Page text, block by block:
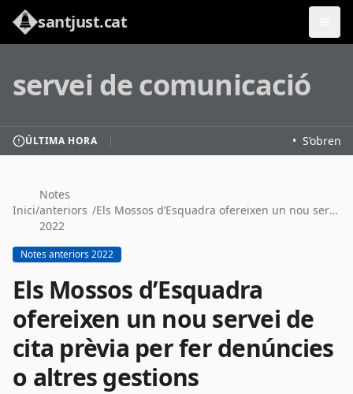
santjust.cat
servei de comunicació
ÚLTIMA HORA S’obren
Inici/
Notes
anteriors
2022
/ Els Mossos d’Esquadra ofereixen un nou servei de cita prèvia per fer denúncies o altres gestions
Notes anteriors 2022
Els Mossos d’Esquadra
ofereixen un nou servei de
cita prèvia per fer denúncies
o altres gestions